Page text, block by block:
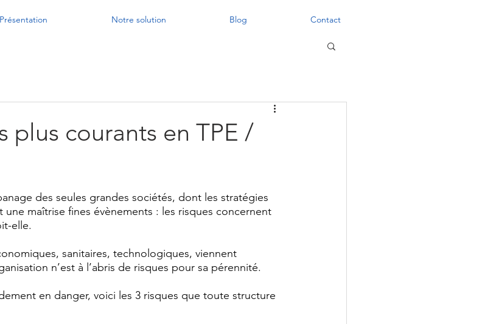
Présentation Notre solution Blog Contact
plus courants en TPE /
des seules grandes sociétés, dont les stratégies
maîtrise fines évènements : les risques concernent
elle.
sanitaires, technologiques, viennent
n’est à l’abris de risques pour sa pérennité.
en danger, voici les 3 risques que toute structure